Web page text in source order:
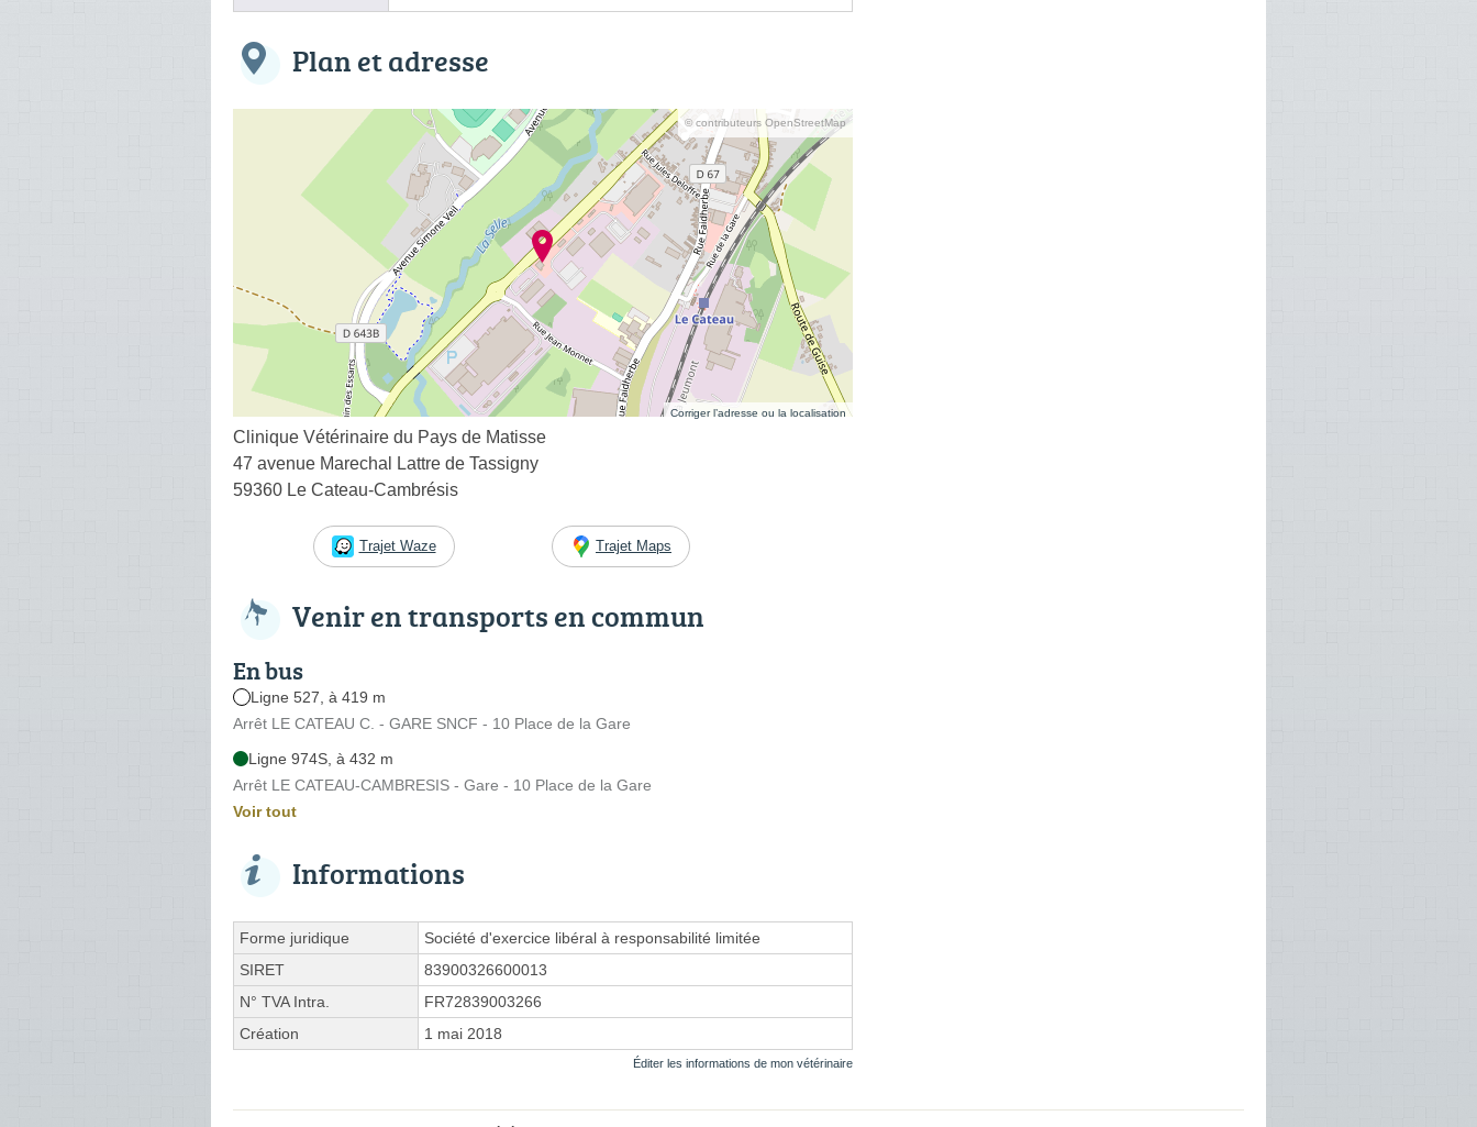
Plan et adresse
© contributeurs OpenStreetMap
Corriger l’adresse ou la localisation
Clinique Vétérinaire du Pays de Matisse
47 avenue Marechal Lattre de Tassigny
59360 Le Cateau-Cambrésis
Trajet Waze Trajet Maps
Venir en transports en commun
En bus
Ligne 527, à 419 m
Arrêt LE CATEAU C. - GARE SNCF - 10 Place de la Gare
Ligne 974S, à 432 m
Arrêt LE CATEAU-CAMBRESIS - Gare - 10 Place de la Gare
Voir tout
Informations
Forme juridique
Société d'exercice libéral à responsabilité limitée
SIRET
83900326600013
N° TVA Intra.
FR72839003266
Création
1 mai 2018
Éditer les informations de mon vétérinaire